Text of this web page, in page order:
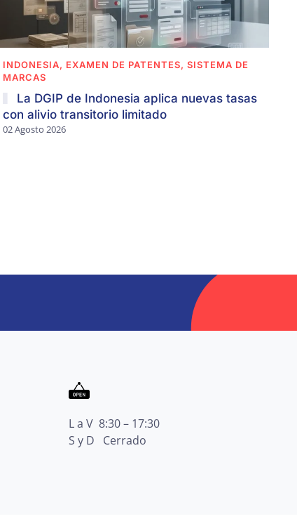
INDONESIA, EXAMEN DE PATENTES, SISTEMA DE
MARCAS
La DGIP de Indonesia aplica nuevas tasas
con alivio transitorio limitado
02 Agosto 2026
L a V 8:30 – 17:30
S y D Cerrado